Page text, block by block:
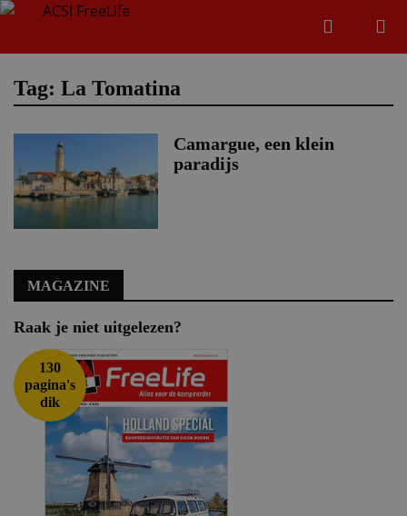
Zoeken
Tag: La Tomatina
Camargue, een klein
paradijs
MAGAZINE
Raak je niet uitgelezen?
130
pagina's
dik